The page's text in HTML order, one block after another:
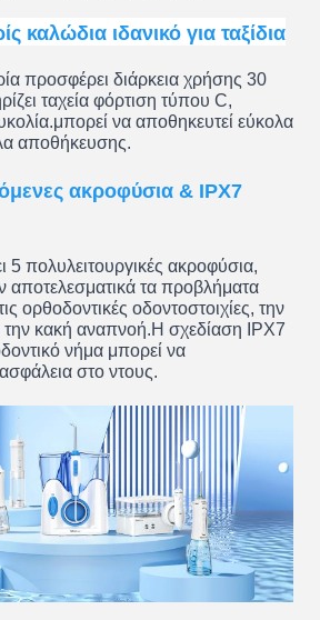
καλώδια ιδανικό για ταξίδια
προσφέρει διάρκεια χρήσης 30
ταχεία φόρτιση τύπου C,
να αποθηκευτεί εύκολα
αποθήκευσης.
ακροφύσια & IPX7
5 πολυλειτουργικές ακροφύσια,
αποτελεσματικά τα προβλήματα
ορθοδοντικές οδοντοστοιχίες, την
την κακή αναπνοή.Η σχεδίαση IPX7
νήμα μπορεί να
στο ντους.